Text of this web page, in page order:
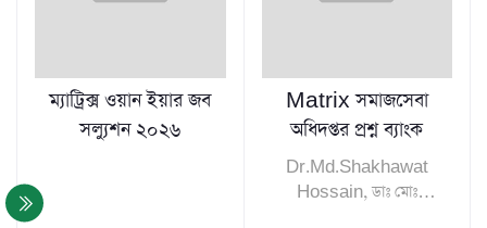
ম্যাট্রিক্স ওয়ান ইয়ার জব
সল্যুশন ২০২৬
Matrix সমাজসেবা
অধিদপ্তর প্রশ্ন ব্যাংক
Dr.Md.Shakhawat
Hossain, ডাঃ মোঃ